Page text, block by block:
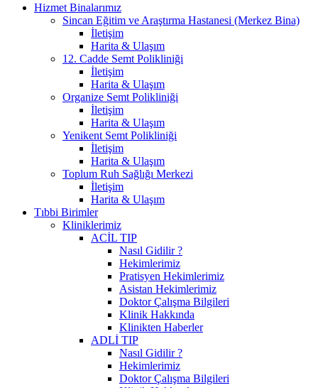
Hizmet Binalarımız
Sincan Eğitim ve Araştırma Hastanesi (Merkez Bina)
İletişim
Harita & Ulaşım
12. Cadde Semt Polikliniği
İletişim
Harita & Ulaşım
Organize Semt Polikliniği
İletişim
Harita & Ulaşım
Yenikent Semt Polikliniği
İletişim
Harita & Ulaşım
Toplum Ruh Sağlığı Merkezi
İletişim
Harita & Ulaşım
Tıbbi Birimler
Kliniklerimiz
ACİL TIP
Nasıl Gidilir ?
Hekimlerimiz
Pratisyen Hekimlerimiz
Asistan Hekimlerimiz
Doktor Çalışma Bilgileri
Klinik Hakkında
Klinikten Haberler
ADLİ TIP
Nasıl Gidilir ?
Hekimlerimiz
Doktor Çalışma Bilgileri